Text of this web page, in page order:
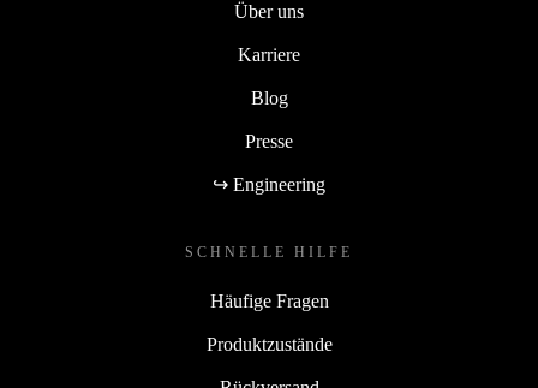
Über uns
Karriere
Blog
Presse
↪ Engineering
SCHNELLE HILFE
Häufige Fragen
Produktzustände